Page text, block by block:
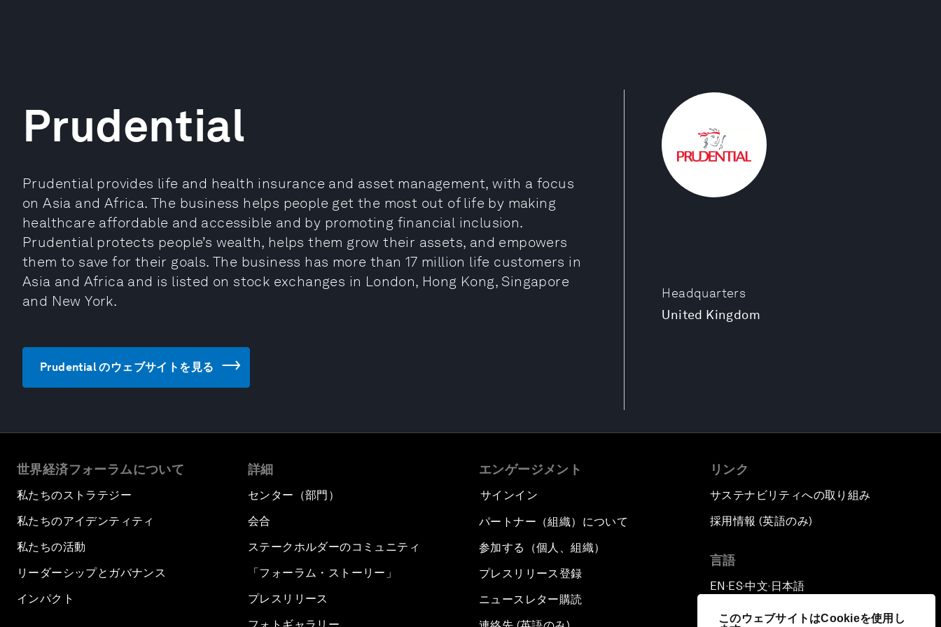
このウェブサイトはCookieを使用し
Headquarters
United Kingdom
Prudential
Prudential provides life and health insurance and asset management, with a focus
on Asia and Africa. The business helps people get the most out of life by making
healthcare affordable and accessible and by promoting financial inclusion.
Prudential protects people’s wealth, helps them grow their assets, and empowers
them to save for their goals. The business has more than 17 million life customers in
Asia and Africa and is listed on stock exchanges in London, Hong Kong, Singapore
and New York.
Prudential のウェブサイトを見る
世界経済フォーラムについて
私たちのストラテジー
私たちのアイデンティティ
私たちの活動
リーダーシップとガバナンス
インパクト
詳細
センター（部門）
会合
ステークホルダーのコミュニティ
「フォーラム・ストーリー」
プレスリリース
エンゲージメント
サインイン
パートナー（組織）について
参加する（個人、組織）
プレスリリース登録
ニュースレター購読
リンク
サステナビリティへの取り組み
採用情報 (英語のみ)
言語
EN ▪ES▪中文▪ 日本語